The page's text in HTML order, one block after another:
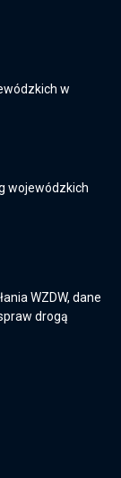
w
wojewódzkich
WZDW, dane
drogą